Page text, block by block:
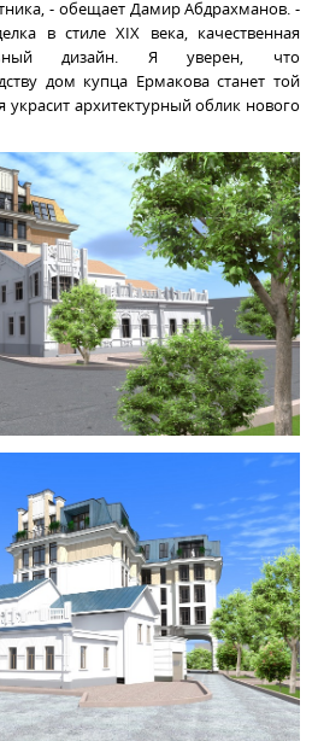
- обещает Дамир Абдрахманов. -
в стиле XIX века, качественная
дизайн. Я уверен, что
дом купца Ермакова станет той
архитектурный облик нового